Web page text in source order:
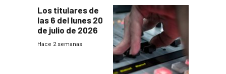
Los titulares de
las 6 del lunes 20
de julio de 2026
Hace 2 semanas